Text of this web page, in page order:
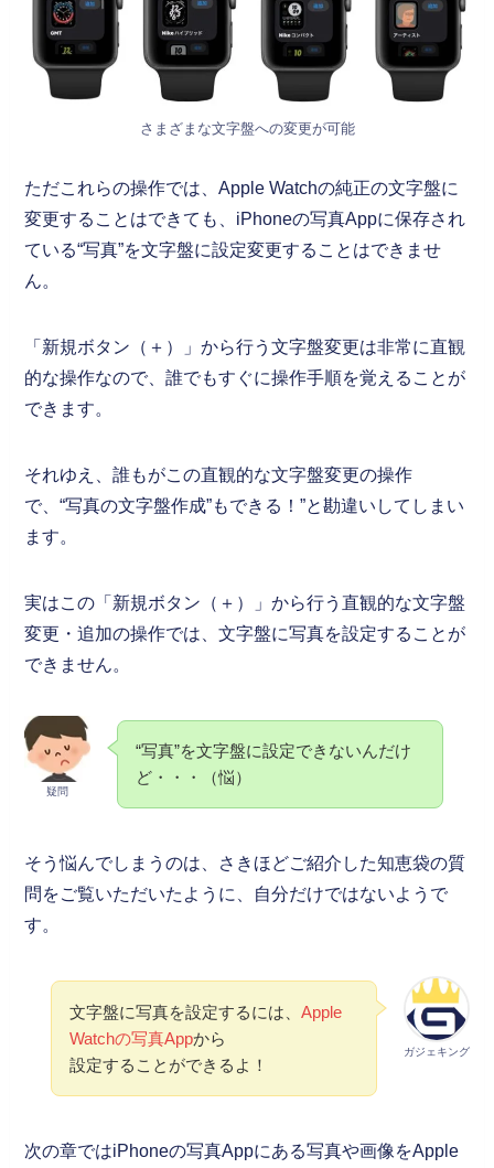
さまざまな文字盤への変更が可能
ただこれらの操作では、Apple Watchの純正の文字盤に
変更することはできても、iPhoneの写真Appに保存され
ている“写真”を文字盤に設定変更することはできませ
ん。
「新規ボタン（＋）」から行う文字盤変更は非常に直観
的な操作なので、誰でもすぐに操作手順を覚えることが
できます。
それゆえ、誰もがこの直観的な文字盤変更の操作
で、“写真の文字盤作成”もできる！”と勘違いしてしまい
ます。
実はこの「新規ボタン（＋）」から行う直観的な文字盤
変更・追加の操作では、文字盤に写真を設定することが
できません。
疑問
“写真”を文字盤に設定できないんだけ
ど・・・（悩）
そう悩んでしまうのは、さきほどご紹介した知恵袋の質
問をご覧いただいたように、自分だけではないようで
す。
ガジェキング
文字盤に写真を設定するには、 Apple
Watchの写真Appから
設定することができるよ！
次の章ではiPhoneの写真Appにある写真や画像をApple